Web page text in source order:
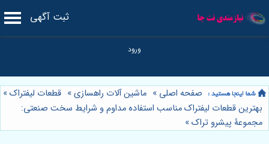
ثبت آگهی
صفحه اصلی » ماشین آلات راهسازی» قطعات لیفتراک»
بهترین قطعات لیفتراک مناسب استفاده مداوم و شرایط سخت صنعتی:
مجموعۀ پیشرو تراک»